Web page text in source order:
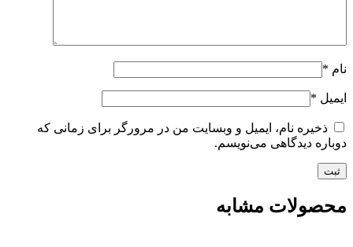
*
*
ذخیره نام، ایمیل و وبسایت من در مرورگر برای زمانی که
دیدگاهی می‌نویسم.
مشابه